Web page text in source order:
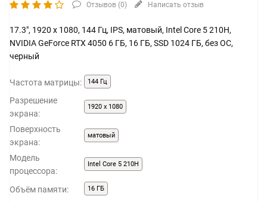
Отзывов (0) Написать отзыв
17.3", 1920 x 1080, 144 Гц, IPS, матовый, Intel Core 5 210H,
NVIDIA GeForce RTX 4050 6 ГБ, 16 ГБ, SSD 1024 ГБ, без ОС,
черный
Частота матрицы: 144 Гц
Разрешение
экрана:
1920 x 1080
Поверхность
экрана:
матовый
Модель
процессора:
Intel Core 5 210H
Объём памяти: 16 ГБ